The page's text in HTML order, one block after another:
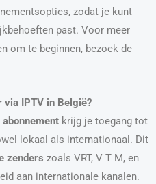
zodat je kunt
past. Voor meer
om te beginnen, bezoek de
via IPTV in België?
krijg je toegang tot
lokaal als internationaal. Dit
zenders zoals VRT, V T M, en
aan internationale kanalen.